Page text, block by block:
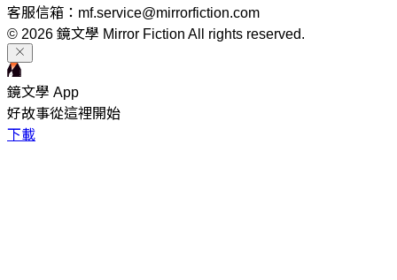
客服信箱：mf.service@mirrorfiction.com
© 2026 鏡文學 Mirror Fiction All rights reserved.
鏡文學 App
好故事從這裡開始
下載